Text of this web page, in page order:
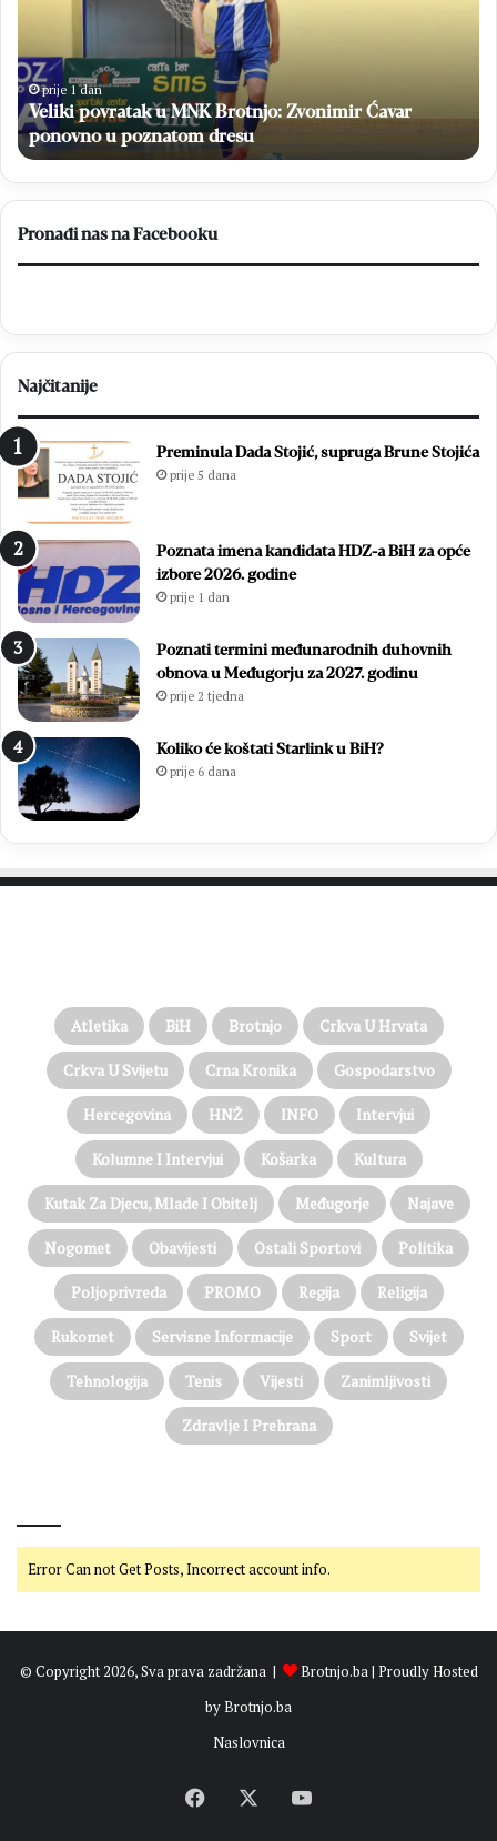
Ćavar
ponovno
u
poznatom
dresu
prije 1 dan
Veliki povratak u MNK Brotnjo: Zvonimir Ćavar
ponovno u poznatom dresu
Pronađi nas na Facebooku
Najčitanije
Preminula Dada Stojić, supruga Brune Stojića
prije 5 dana
Poznata imena kandidata HDZ-a BiH za opće
izbore 2026. godine
prije 1 dan
Poznati termini međunarodnih duhovnih
obnova u Međugorju za 2027. godinu
prije 2 tjedna
Koliko će koštati Starlink u BiH?
prije 6 dana
Atletika BiH Brotnjo Crkva U Hrvata
Crkva U Svijetu Crna Kronika Gospodarstvo
Hercegovina HNŽ INFO Intervjui
Kolumne I Intervjui Košarka Kultura
Kutak Za Djecu, Mlade I Obitelj Međugorje Najave
Nogomet Obavijesti Ostali Sportovi Politika
Poljoprivreda PROMO Regija Religija
Rukomet Servisne Informacije Sport Svijet
Tehnologija Tenis Vijesti Zanimljivosti
Zdravlje I Prehrana
Error Can not Get Posts, Incorrect account info.
© Copyright 2026, Sva prava zadržana | Brotnjo.ba| Proudly Hosted
byBrotnjo.ba
Naslovnica
Facebook YouTube